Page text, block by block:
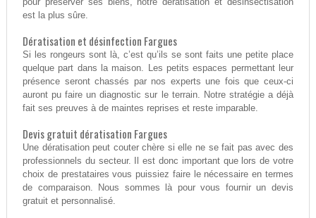
est la plus sûre.
Dératisation et désinfection Fargues
Si les rongeurs sont là, c’est qu’ils se sont faits une petite place
quelque part dans la maison. Les petits espaces permettant leur
présence seront chassés par nos experts une fois que ceux-ci
auront pu faire un diagnostic sur le terrain. Notre stratégie a déjà
fait ses preuves à de maintes reprises et reste imparable.
Devis gratuit dératisation Fargues
Une dératisation peut couter chère si elle ne se fait pas avec des
professionnels du secteur. Il est donc important que lors de votre
choix de prestataires vous puissiez faire le nécessaire en termes
de comparaison. Nous sommes là pour vous fournir un devis
gratuit et personnalisé.